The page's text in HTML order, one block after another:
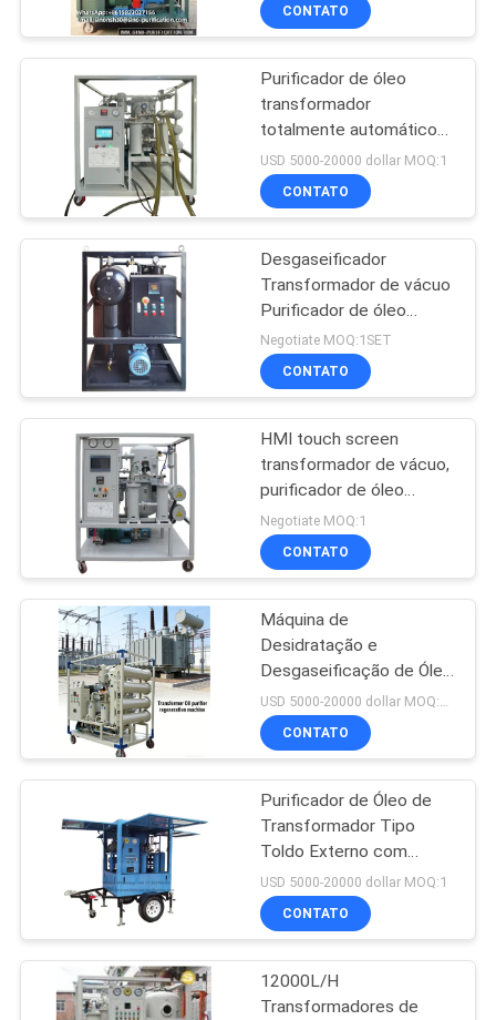
CONTROLE
DA
QUALIDADE
CONTACTE-
NOTÍCIA
PEÇA
UMAS
CITAÇÕES
PRIVACY
POLICY
Purificador de óleo
do transformador
Purificador de óleo
centrífugo
máquina da
filtragem do óleo do
transformador
52
Purificador do óleo
de lubrificação
146
Transformer Oils for all
Machine The Thermal
Power Station Power
Plant
CONTATO
Purificador de óleo
transformador
totalmente automático
com ecrã táctil de 1800
a 18000 litros por hora
USD 5000-20000 dollar MOQ:1
CONTATO
Desgaseificador
Transformador de vácuo
Purificador de óleo
portátil 600lph
Negotiate MOQ:1SET
CONTATO
HMI touch screen
transformador de vácuo,
purificador de óleo
sistema PLC 3000 litros
por hora
Negotiate MOQ:1
CONTATO
Máquina de
Desidratação e
Desgaseificação de Óleo
de Transformador
Purificador de Óleo
Máquina de Purificação
Fases
CONTATO
Purificador de Óleo de
Transformador Tipo
Toldo Externo com
Reboque 6000 Litros por
Hora
USD 5000-20000 dollar MOQ:1
CONTATO
12000L/H
Transformadores de